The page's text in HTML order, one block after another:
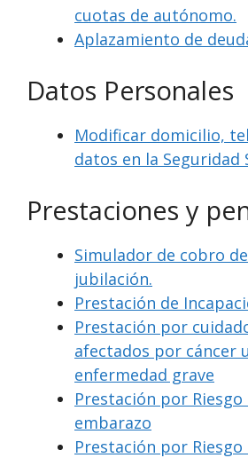
cuotas de autónomo.
Aplazamiento de
Datos Personales
Modificar domicilio,
datos en la Seguridad
Prestaciones y
Simulador de cobro
jubilación.
Prestación de
Prestación por
afectados por cáncer
enfermedad grave
Prestación por
embarazo
Prestación por